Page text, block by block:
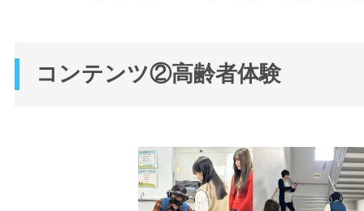
コンテンツ②高齢者体験